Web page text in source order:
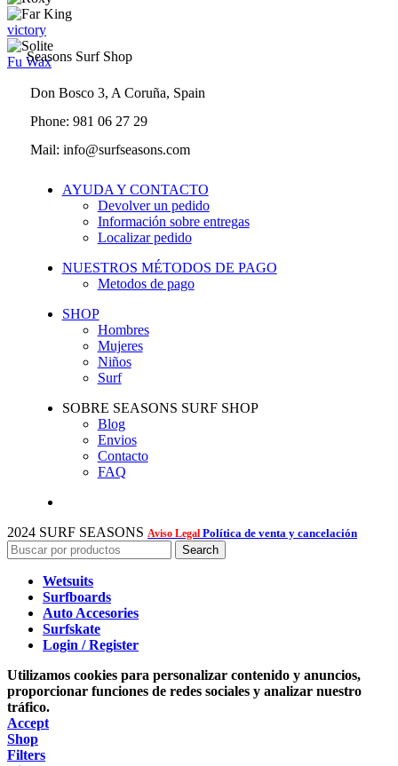
victory
Fu Wax
Seasons Surf Shop
Don Bosco 3, A Coruña, Spain
Phone: 981 06 27 29
Mail: info@surfseasons.com
AYUDA Y CONTACTO
Devolver un pedido
Información sobre entregas
Localizar pedido
NUESTROS MÉTODOS DE PAGO
Metodos de pago
SHOP
Hombres
Mujeres
Niños
Surf
SOBRE SEASONS SURF SHOP
Blog
Envios
Contacto
FAQ
2024 SURF SEASONS Aviso Legal Política de venta y cancelación
Search
Wetsuits
Surfboards
Auto Accesories
Surfskate
Login / Register
Utilizamos cookies para personalizar contenido y anuncios,
proporcionar funciones de redes sociales y analizar nuestro
tráfico.
Accept
Shop
Filters